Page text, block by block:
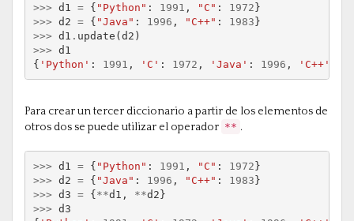
>>> d1 = { "Python" : 1991 , "C" : 1972}
>>> d2 = { "Java" : 1996 , "C++" : 1983}
>>> d1 . update (d2 )
>>> d1
{ 'Python' : 1991 , 'C' : 1972 , 'Java' : 1996 , 'C++'
Para crear un tercer diccionario a partir de los elementos de
otros dos se puede utilizar el operador ** .
>>> d1 = { "Python" : 1991 , "C" : 1972}
>>> d2 = { "Java" : 1996 , "C++" : 1983}
>>> d3 = {**d1 , **d2}
>>> d3